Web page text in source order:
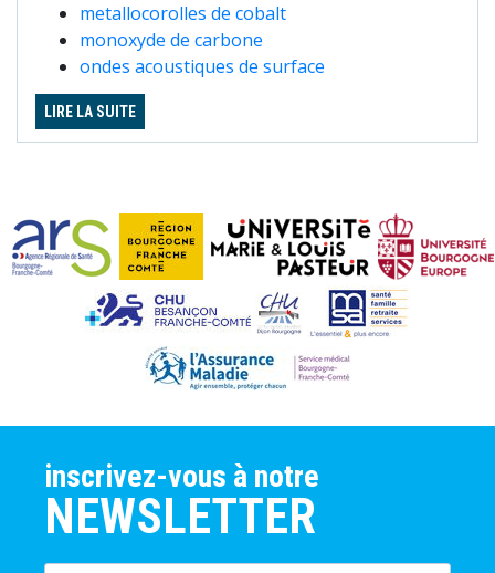
metallocorolles de cobalt
monoxyde de carbone
ondes acoustiques de surface
LIRE LA SUITE
inscrivez-vous à notre
NEWSLETTER